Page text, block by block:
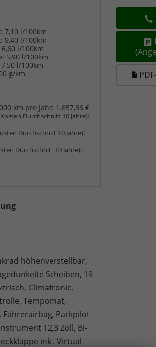
7,10 l/100km
9,40 l/100km
6,60 l/100km
5,90 l/100km
7,50 l/100km
g/km
km pro Jahr: 1.857,36 €
Durchschnitt 10 Jahre):
Durchschnitt 10 Jahre):
Durchschnitt 10 Jahre):
höhenverstellbar,
Scheiben, 19
Climatronic,
Tempomat,
Parkpilot
12,3 Zoll, Bi-
inkl. Virtual